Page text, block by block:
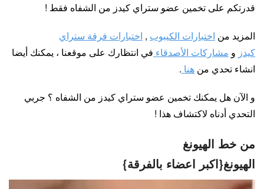
قدرتكم على تخمين عضو ستراي كيدز من الشفاه فقط !
المزيد من اختبارات الكيبوب , اختبارات فرقة ستراي
كيدز و مشاركات الأصدقاء في انتظارك على موقعنا ، يمكنك أيضا
انشاء تحدي من هنا .
و الآن هل يمكنك تخمين عضو ستراي كيدز من الشفاه ؟ جربي
التحدي أدناه لاكتشاف هذا !
من خط الهيونغ
الهيونغ{اكبر اعضاء بالفرقة}